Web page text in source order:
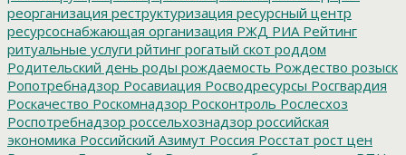
реорганизация реструктуризация ресурсный центр
ресурсоснабжающая организация РЖД РИА Рейтинг
ритуальные услуги рйтинг рогатый скот роддом
Родительский день роды рождаемость Рождество розыск
Ропотребнадзор Росавиация Росводресурсы Росгвардия
Роскачество Роскомнадзор Росконтроль Рослесхоз
Роспотребнадзор россельхознадзор российская
экономика Российский Азимут Россия Росстат рост цен